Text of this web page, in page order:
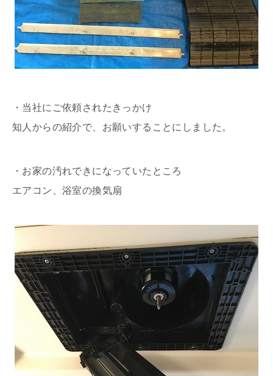
・当社にご依頼されたきっかけ
知人からの紹介で、お願いすることにしました。
・お家の汚れできになっていたところ
エアコン、浴室の換気扇